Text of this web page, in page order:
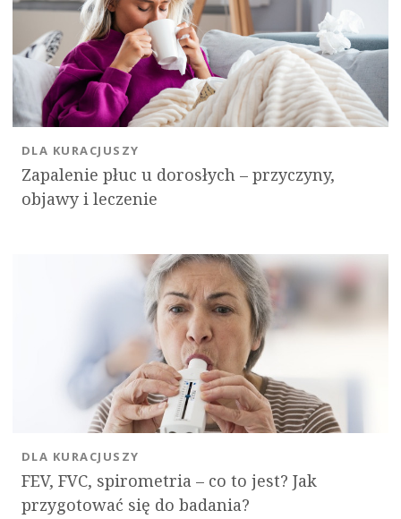
Zapalenie płuc u dorosłych – przyczyny,
objawy i leczenie
DLA KURACJUSZY
FEV, FVC, spirometria – co to jest? Jak
przygotować się do badania?
DLA KURACJUSZY